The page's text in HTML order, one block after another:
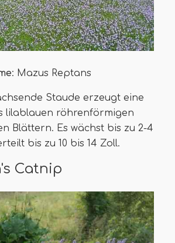
: Mazus Reptans
Staude erzeugt eine
lilablauen röhrenförmigen
Blättern. Es wächst bis zu 2-4
bis zu 10 bis 14 Zoll.
Catnip